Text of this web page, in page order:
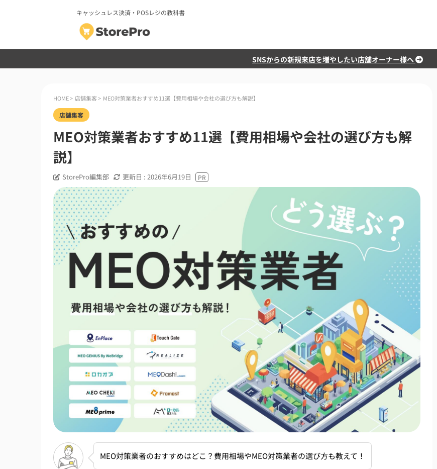
キャッシュレス決済・POSレジの教科書
SNSからの新規来店を増やしたい店舗オーナー様へ
HOME> 店舗集客> MEO対策業者おすすめ11選【費用相場や会社の選び方も解説】
店舗集客
MEO対策業者おすすめ11選【費用相場や会社の選び方も解
説】
StorePro編集部 更新日 : 2026年6月19日
MEO対策業者のおすすめはどこ？費用相場やMEO対策業者の選び方も教えて！